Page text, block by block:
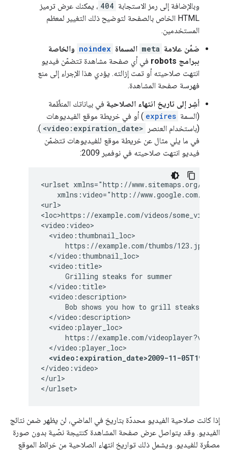
وبالإضافة إلى رمز الاستجابة 404 ، يمكنك عرض ترميز
HTML الخاص بالصفحة لتوضيح ذلك التغيير لمعظم
المستخدمين.
ضمِّن علامة meta المسماة noindex والخاصة
ببرامج robots في أي صفحة مشاهدة تتضمّن فيديو
انتهت صلاحيته أو تمت إزالته. يؤدي هذا الإجراء إلى منع
فهرسة صفحة المشاهدة.
أشِر إلى تاريخ انتهاء الصلاحية في بياناتك المنظَّمة
(السمة expires ) أو في خريطة موقع الفيديوهات
(باستخدام العنصر
<video:expiration_date>
).
في ما يلي مثال عن خريطة موقع للفيديوهات تتضمّن
فيديو انتهت صلاحيته في نوفمبر 2009:
<urlset xmlns="http://www.sitemaps.org/
xmlns:video="http://www.google.com/
<url>
<loc>https://example.com/videos/
<video:video>
  <video:thumbnail_loc>
      https://example.com/thumbs/123.jpg
  </video:thumbnail_loc>
  <video:title>
      Grilling steaks for summer
  </video:title>
  <video:description>
Bob shows you how to grill steaks
  </video:description>
  <video:player_loc>
https://example.com/
  </video:player_loc>
<video:expiration_date>2009-11-
</video:video>
</url>
</urlset>
إذا كانت صلاحية الفيديو محددّة بتاريخ في الماضي، لن يظهر ضمن نتائج
الفيديو. وقد يتواصل عرض صفحة المشاهدة كنتيجة نصّية بدون صورة
مصغّرة للفيديو. ويشمل ذلك تواريخ انتهاء الصلاحية من خرائط الموقع